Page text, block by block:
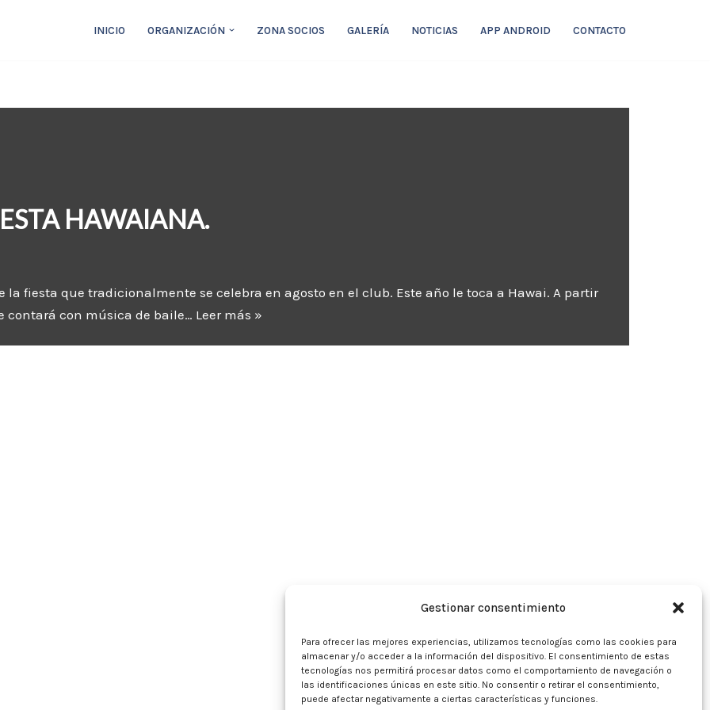
Gestionar consentimiento
Para ofrecer las mejores experiencias, utilizamos tecnologías como las cookies para
almacenar y/o acceder a la información del dispositivo. El consentimiento de estas
tecnologías nos permitirá procesar datos como el comportamiento de navegación o
las identificaciones únicas en este sitio. No consentir o retirar el consentimiento,
puede afectar negativamente a ciertas características y funciones.
INICIO ORGANIZACIÓN ZONA SOCIOS GALERÍA NOTICIAS APP ANDROID CONTACTO
HAWAIANA.
la fiesta que tradicionalmente se celebra en agosto en el club. Este año le toca a Hawai. A partir
contará con música de baile… Leer más »